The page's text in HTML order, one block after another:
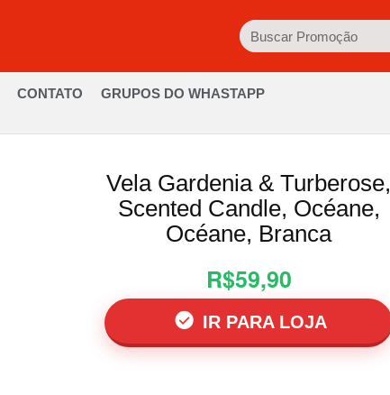
CONTATO GRUPOS DO WHASTAPP
Vela Gardenia & Turberose,
Scented Candle, Océane,
Océane, Branca
R$59,90
IR PARA LOJA